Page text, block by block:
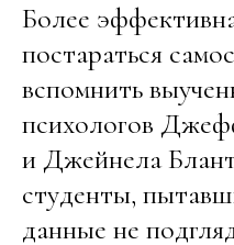
Более
постараться
вспомнить
психологов
и Джейнела
студенты,
данные не